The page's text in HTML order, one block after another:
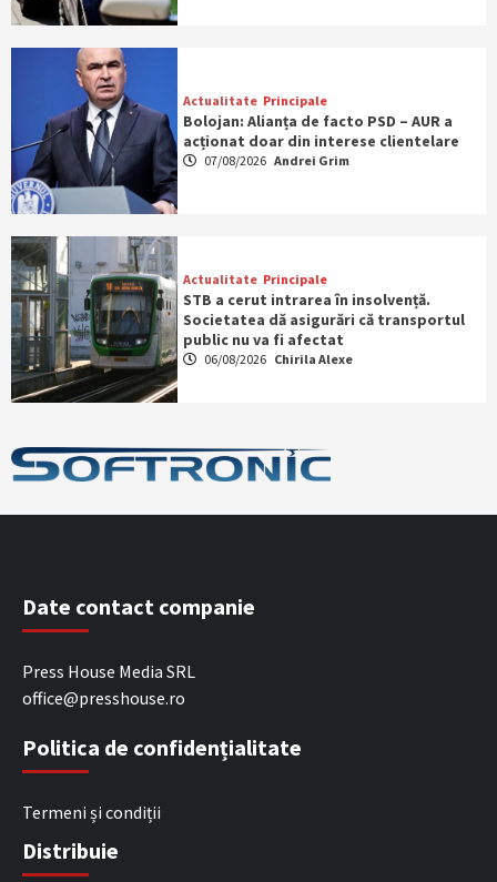
Actualitate Principale
Bolojan: Alianța de facto PSD – AUR a
acționat doar din interese clientelare
07/08/2026 Andrei Grim
Actualitate Principale
STB a cerut intrarea în insolvență.
Societatea dă asigurări că transportul
public nu va fi afectat
06/08/2026 Chirila Alexe
Date contact companie
Press House Media SRL
office@presshouse.ro
Politica de confidențialitate
Termeni și condiții
Distribuie